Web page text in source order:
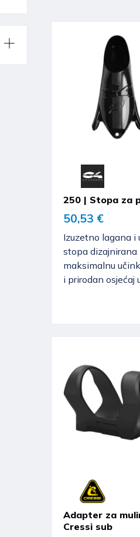
250 | Stopa za
50,53 €
Izuzetno lagana i
stopa dizajnirana
maksimalnu
i prirodan osjećaj
Adapter za
Cressi sub